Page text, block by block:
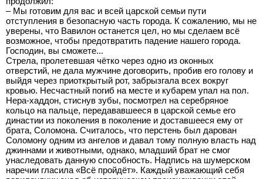
– Мы готовим для вас и всей царской семьи пути
отступления в безопасную часть города. К сожалению, мы не
уверены, что Вавилон останется цел, но мы сделаем всё
возможное, чтобы предотвратить падение нашего города.
Господин, вы сможете...
Стрела, пролетевшая чётко через одно из оконных
отверстий, не дала мужчине договорить, пробив его голову и
выйдя через приоткрытый рот, забрызгала всех вокруг
кровью. Несчастный погиб на месте и кубарем упал на пол.
Нера-хаддон, стиснув зубы, посмотрел на серебряное
кольцо на пальце, передававшееся в царской семье его
династии из поколения в поколение и доставшееся ему от
брата, Соломона. Считалось, что перстень был дарован
Соломону одним из ангелов и давал тому полную власть над
джиннами и животными, однако, младший брат не смог
унаследовать данную способность. Надпись на шумерском
наречии гласила «Всё пройдёт». Каждый уважающий себя